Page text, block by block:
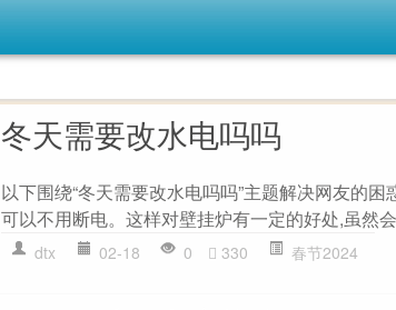
冬天需要改水电吗吗
以下围绕“冬天需要改水电吗吗”主题解决网友的
可以不用断电。这样对壁挂炉有一定的好处,虽然
dtx 02-18 0 330 春节2024